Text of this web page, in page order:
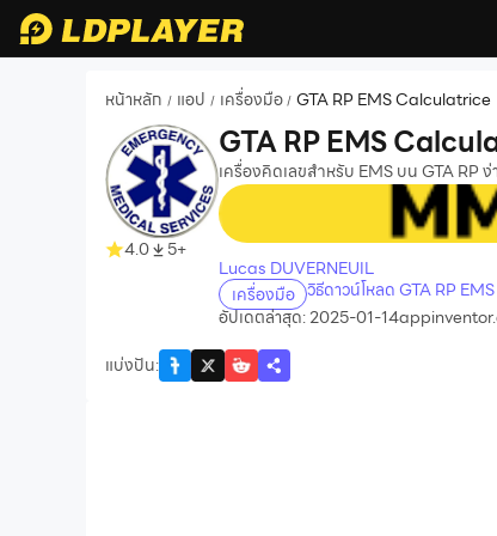
หน้าหลัก / แอป / เครื่องมือ / GTA RP EMS Calculatrice
4.0 5+
GTA RP EMS
เครื่องคิดเลขสำหรับ EMS บน GTA RP ง่
recommend
Lucas DUVERNEUIL
เครื่องมือ วิธีดาวน์โหลด GTA RP
อัปเดตล่าสุด: 2025-01-14
แบ่งปัน: